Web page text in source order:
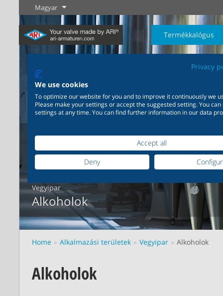
Magyar
Termékkalógus
Új termékek
Tudjon meg
Szabályozás
Tudjon meg
többet
Elzárás
Tudjon meg
Ipar
ipari felhasználásra 20.000
termék az ipar számára
Tudjon meg többet
Vegyipar
épülő, egymást kiegészítő
termékmegoldások 200.000
változat a vegyipar számára
Tudjon meg többet
Vegyipar
Alkoholok
Home Alkalmazási területek Vegyipar Alkoholok
Alkoholok
Privacy
We use cookies
To optimize our website for you and to improve it continuously we
Please make your settings or accept the suggested setting. You
settings at any time. You can find further information in our data
Accept all
Deny